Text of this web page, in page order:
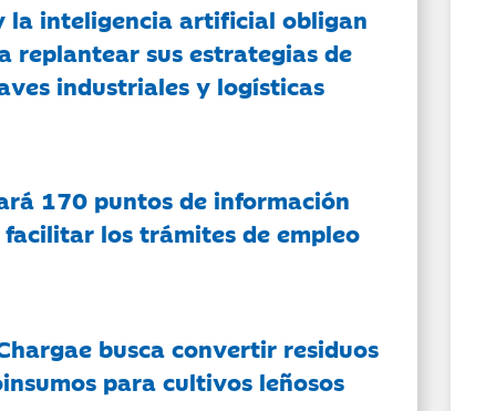
la inteligencia artificial obligan
replantear sus estrategias de
industriales y logísticas
170 puntos de información
los trámites de empleo
busca convertir residuos
para cultivos leñosos